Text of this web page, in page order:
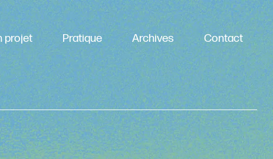
projet Pratique Archives Contact